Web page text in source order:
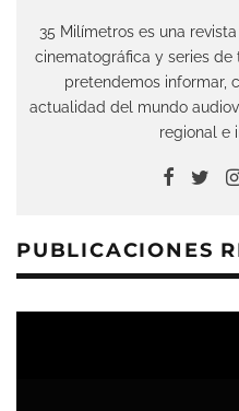
35 Milímetros es una
cinematográfica y series de
pretendemos informar,
actualidad del mundo
regional e
PUBLICACIONES